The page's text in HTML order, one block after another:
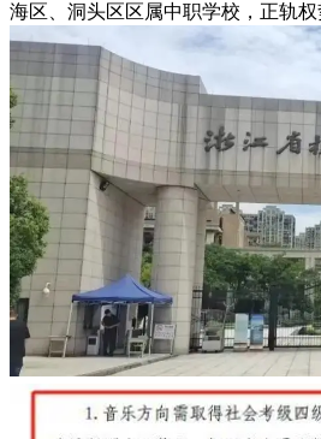
海区、洞头区区属中职学校，正轨